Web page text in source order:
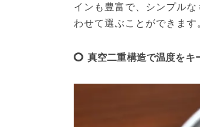
インも豊富で、シンプル
わせて選ぶことができます
真空二重構造で温度をキ